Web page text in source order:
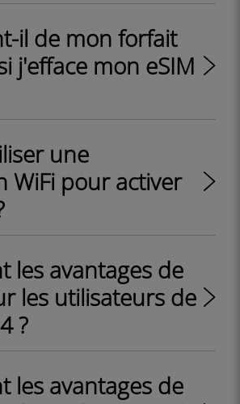
il de mon forfait
j'efface mon eSIM
une
WiFi pour activer
les avantages de
les utilisateurs de
?
les avantages de